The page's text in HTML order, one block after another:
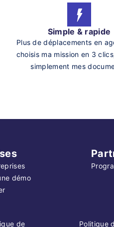
Simple & rapide
Plus de déplacements en
choisis ma mission en 3
simplement mes
démo
de Politique